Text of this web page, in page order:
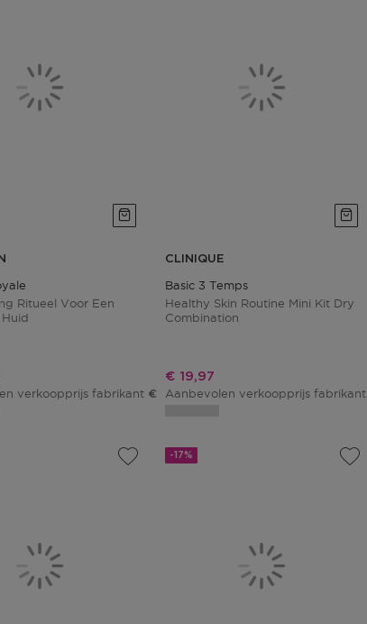
Ritueel Voor Een
verkoopprijs fabrikant € 109,65
CLINIQUE
Basic 3 Temps
Healthy Skin Routine Mini Kit Dry
Combination
Kortingsprijs
€ 19,97
Aanbevolen verkoopprijs fabrikant
-17%